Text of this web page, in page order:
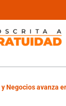
Negocios avanza